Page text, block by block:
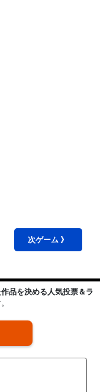
次ゲーム 》
品を決める人気投票＆ラ